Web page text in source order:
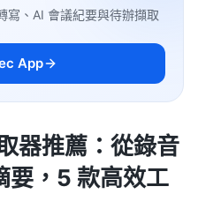
寫、AI 會議紀要與待辦擷取
App
器推薦：從錄音
要，5 款高效工